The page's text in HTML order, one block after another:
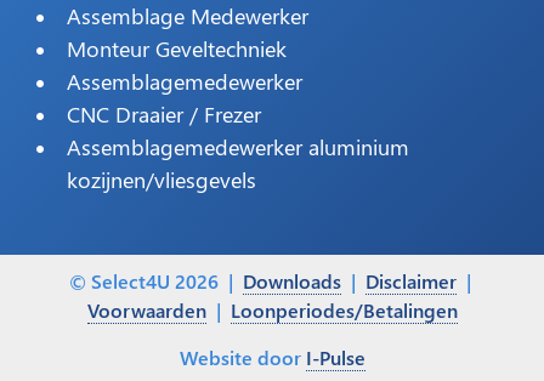
Assemblage Medewerker
Monteur Geveltechniek
Assemblagemedewerker
CNC Draaier / Frezer
Assemblagemedewerker aluminium
kozijnen/vliesgevels
© Select4U 2026 | Downloads| Disclaimer|
Voorwaarden| Loonperiodes/Betalingen
Website door I-Pulse